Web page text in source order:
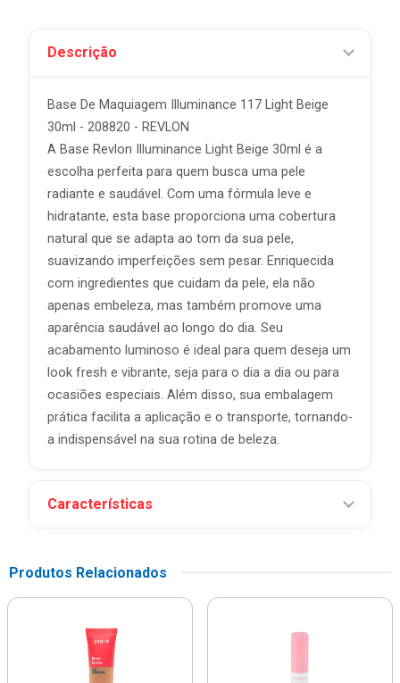
Descrição
Base De Maquiagem Illuminance 117 Light Beige
30ml - 208820 - REVLON
A Base Revlon Illuminance Light Beige 30ml é a
escolha perfeita para quem busca uma pele
radiante e saudável. Com uma fórmula leve e
hidratante, esta base proporciona uma cobertura
natural que se adapta ao tom da sua pele,
suavizando imperfeições sem pesar. Enriquecida
com ingredientes que cuidam da pele, ela não
apenas embeleza, mas também promove uma
aparência saudável ao longo do dia. Seu
acabamento luminoso é ideal para quem deseja um
look fresh e vibrante, seja para o dia a dia ou para
ocasiões especiais. Além disso, sua embalagem
prática facilita a aplicação e o transporte, tornando-
a indispensável na sua rotina de beleza.
Características
Produtos Relacionados